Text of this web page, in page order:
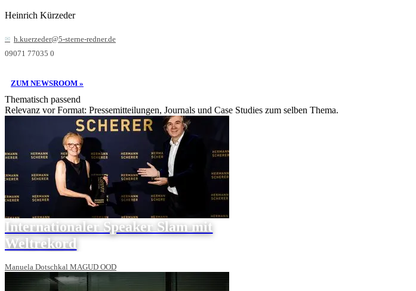
Heinrich Kürzeder
h.kuerzeder@5-sterne-redner.de
09071 77035 0
ZUM NEWSROOM »
Thematisch passend
Relevanz vor Format: Pressemitteilungen, Journals und Case Studies zum selben Thema.
Internationaler Speaker Slam mit
Weltrekord
Manuela Dotschkal MAGUD OOD